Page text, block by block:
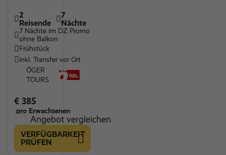
2
Reisende
7
Nächte
7 Nächte im DZ Promo
ohne Balkon
Frühstück
inkl. Transfer vor Ort
ÖGER
TOURS
€ 385
pro Erwachsenen
Angebot vergleichen
VERFÜGBARKEIT
PRÜFEN